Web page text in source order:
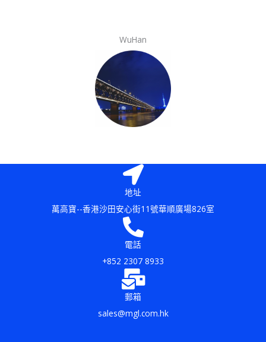
WuHan
地址
萬高寶--香港沙田安心街11號華順廣場826室
電話
+852 2307 8933
郵箱
sales@mgl.com.hk